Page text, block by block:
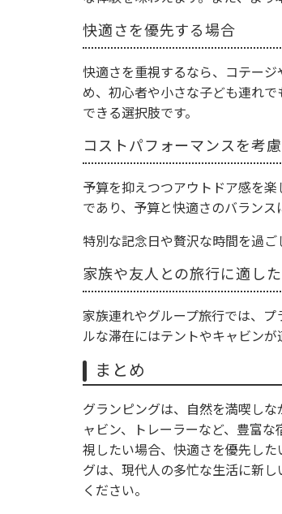
快適さを優先する場合
快適さを重視するなら、コテー
め、初心者や小さな子ども連れ
できる選択肢です。
コストパフォーマンスを考
予算を抑えつつアウトドア感を
であり、予算と快適さのバランス
特別な記念日や贅沢な時間を過
家族や友人との旅行に適し
家族連れやグループ旅行では、
ルな滞在にはテントやキャビンが
まとめ
グランピングは、自然を満喫し
ャビン、トレーラーなど、豊富
視したい場合、快適さを優先し
グは、現代人の多忙な生活に新
ください。